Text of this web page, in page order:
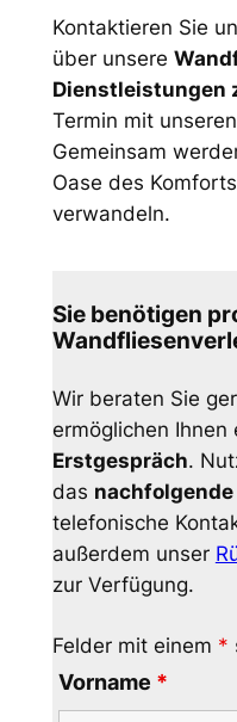
Kontaktieren Sie
über unsere
Dienstleistungen
Termin mit
Gemeinsam
Oase des
verwandeln.
Sie benötigen
Wir beraten Sie
ermöglichen Ihnen
Erstgespräch.
das
telefonische
außerdem unser
zur Verfügung.
Felder mit einem *
Vorname *